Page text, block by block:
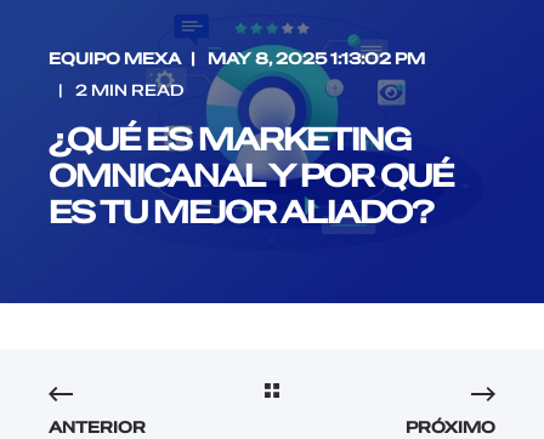
EQUIPO MEXA
MAY 8, 2025 1:13:02 PM
2 MIN READ
¿QUÉ ES MARKETING
OMNICANAL Y POR QUÉ
ES TU MEJOR ALIADO?
ANTERIOR PRÓXIMO